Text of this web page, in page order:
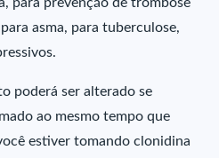
asma, para tuberculose,
poderá ser alterado se
ao mesmo tempo que
estiver tomando clonidina